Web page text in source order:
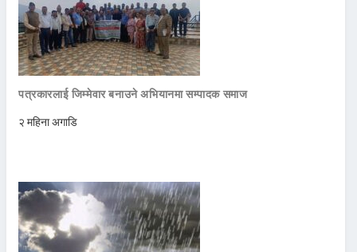
पत्रकारलाई जिम्मेवार बनाउने अभियानमा सम्पादक समाज
२ महिना अगाडि